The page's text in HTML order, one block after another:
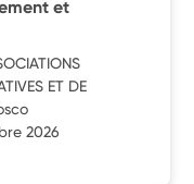
et
ET DE
2026